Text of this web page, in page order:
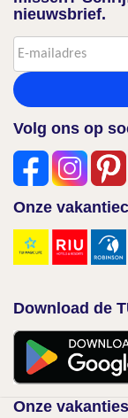
nieuwsbrief.
Volg ons op
Onze
Download de
Onze vakanties